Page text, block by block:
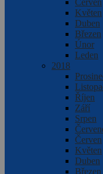
Červen
Květen
Duben
Březen
Únor
Leden
2018
Říjen
Září
Srpen
Červen
Květen
Duben
Březen